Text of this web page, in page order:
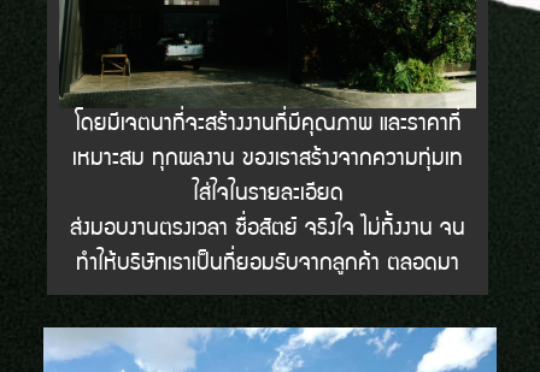
โดยมีเจตนาที่จะสร้างงานที่มีคุณภาพ และราคาที่
เหมาะสม ทุกผลงาน ของเราสร้างจากความทุ่มเท
ใส่ใจในรายละเอียด
ส่งมอบงานตรงเวลา ซื่อสัตย์ จริงใจ ไม่ทิ้งงาน จน
ทำให้บริษัทเราเป็นที่ยอมรับจากลูกค้า ตลอดมา